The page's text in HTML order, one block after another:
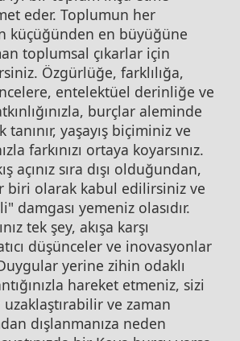
eder. Toplumun her
küçüğünden en büyüğüne
toplumsal çıkarlar için
Özgürlüğe, farklılığa,
entelektüel derinliğe ve
burçlar aleminde
yaşayış biçiminiz ve
farkınızı ortaya koyarsınız.
açınız sıra dışı olduğundan,
biri olarak kabul edilirsiniz ve
damgası yemeniz olasıdır.
tek şey, akışa karşı
düşünceler ve inovasyonlar
yerine zihin odaklı
hareket etmeniz, sizi
ve zaman
dışlanmanıza neden